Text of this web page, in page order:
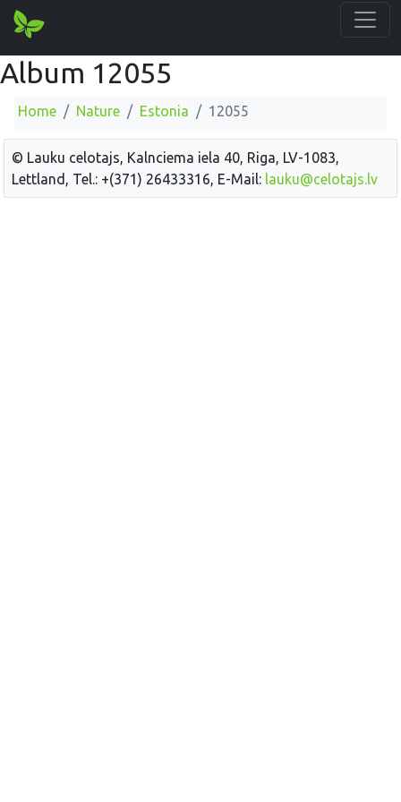
Album 12055
Home Nature Estonia 12055
© Lauku celotajs, Kalnciema iela 40, Riga, LV-1083,
Lettland, Tel.: +(371) 26433316, E-Mail: lauku@celotajs.lv